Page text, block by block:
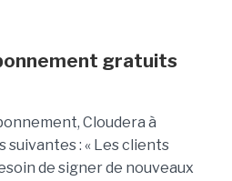
gratuits
Cloudera à
: « Les clients
de signer de nouveaux